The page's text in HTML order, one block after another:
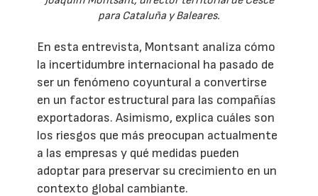
para Cataluña y Baleares.
En esta entrevista, Montsant analiza cómo
la incertidumbre internacional ha pasado de
ser un fenómeno coyuntural a convertirse
en un factor estructural para las compañías
exportadoras. Asimismo, explica cuáles son
los riesgos que más preocupan actualmente
a las empresas y qué medidas pueden
adoptar para preservar su crecimiento en un
contexto global cambiante.